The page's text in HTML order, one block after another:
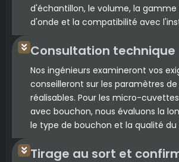
d'échantillon, le volume, la gamme
d'onde et la compatibilité avec
Consultation technique
Nos ingénieurs examineront vos
conseilleront sur les paramètres
réalisables. Pour les micro-
avec bouchon, nous évaluons la
le type de bouchon et la qualité du
Tirage au sort et